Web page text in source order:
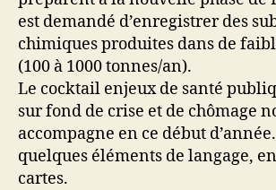
est demandé d’enregistrer des
chimiques produites dans de
(100 à 1000 tonnes/an).
Le cocktail enjeux de santé
sur fond de crise et de chômage
accompagne en ce début
quelques éléments de langage,
cartes.